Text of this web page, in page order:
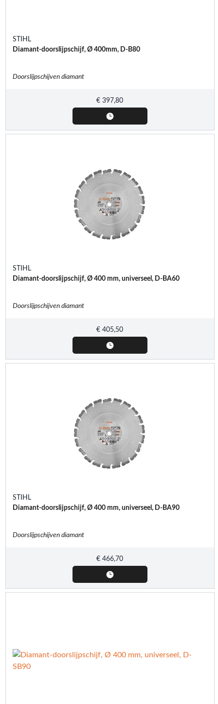
STIHL
Diamant-doorslijpschijf, Ø 400mm, D-B80
Doorslijpschijven diamant
€ 397,80
STIHL
Diamant-doorslijpschijf, Ø 400 mm, universeel, D-BA60
Doorslijpschijven diamant
€ 405,50
STIHL
Diamant-doorslijpschijf, Ø 400 mm, universeel, D-BA90
Doorslijpschijven diamant
€ 466,70